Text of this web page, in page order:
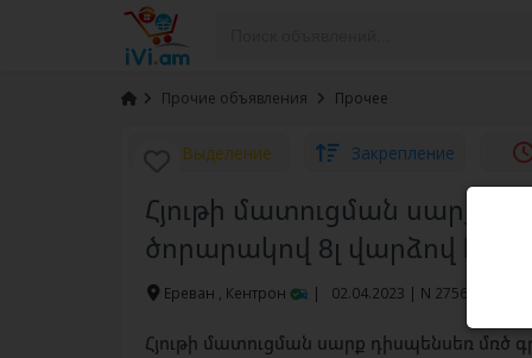
Прочие объявления Прочее
Выделение Закрепление
Հյութի մատուցման սարք
ծորարակով 8լ վարձով hyuti
Ереван , Кентрон | 02.04.2023 | N 27560 |
Հյութի մատուցման սարք դիսպենսեռ մռծ